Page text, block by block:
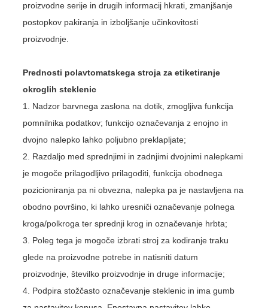
proizvodne serije in drugih informacij hkrati, zmanjšanje
postopkov pakiranja in izboljšanje učinkovitosti
proizvodnje.
Prednosti polavtomatskega stroja za etiketiranje
okroglih steklenic
1. Nadzor barvnega zaslona na dotik, zmogljiva funkcija
pomnilnika podatkov; funkcijo označevanja z enojno in
dvojno nalepko lahko poljubno preklapljate;
2. Razdaljo med sprednjimi in zadnjimi dvojnimi nalepkami
je mogoče prilagodljivo prilagoditi, funkcija obodnega
pozicioniranja pa ni obvezna, nalepka pa je nastavljena na
obodno površino, ki lahko uresniči označevanje polnega
kroga/polkroga ter sprednji krog in označevanje hrbta;
3. Poleg tega je mogoče izbrati stroj za kodiranje traku
glede na proizvodne potrebe in natisniti datum
proizvodnje, številko proizvodnje in druge informacije;
4. Podpira stožčasto označevanje steklenic in ima gumb